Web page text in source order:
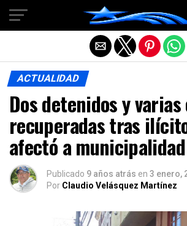
ACTUALIDAD
Dos detenidos y
recuperadas tras
afectó a municipalidad
Publicado 9 años atrás en 3 enero,
Por Claudio Velásquez Martínez
Salir de la versión móvil